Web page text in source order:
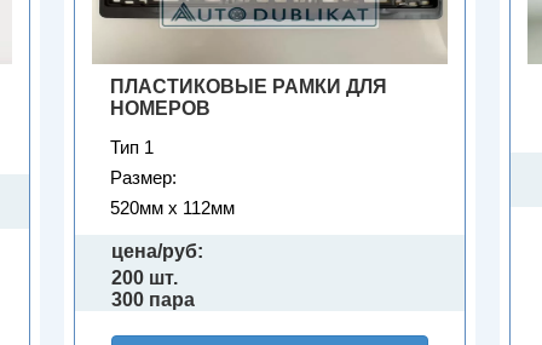
ПЛАСТИКОВЫЕ РАМКИ ДЛЯ
НОМЕРОВ
Тип 1
Размер:
520мм х 112мм
цена/руб:
200 шт.
300 пара